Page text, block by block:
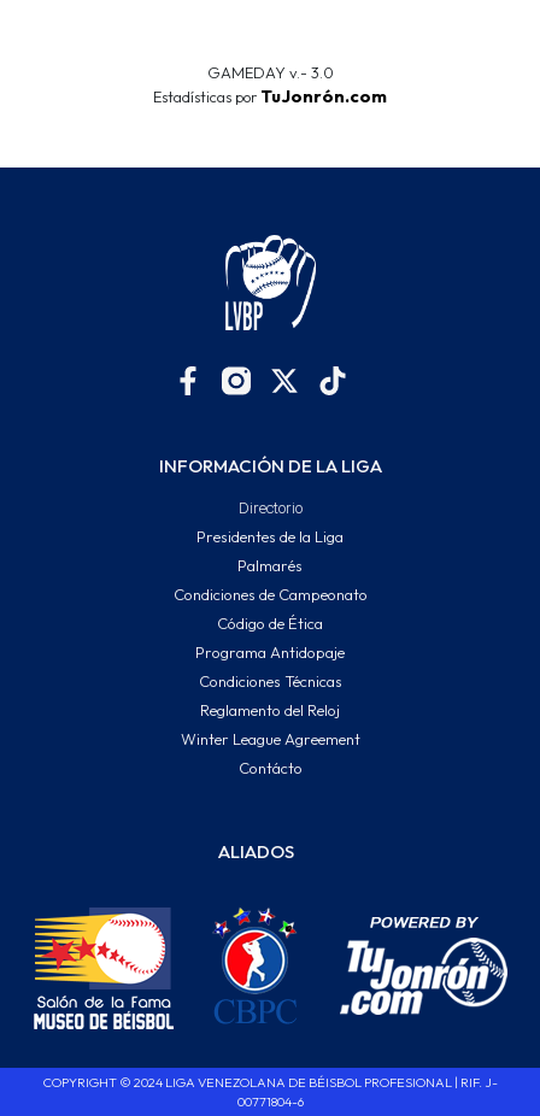
GAMEDAY v.- 3.0
Estadísticas por TuJonrón.com
INFORMACIÓN DE LA LIGA
Directorio
Presidentes de la Liga
Palmarés
Condiciones de Campeonato
Código de Ética
Programa Antidopaje
Condiciones Técnicas
Reglamento del Reloj
Winter League Agreement
Contácto
ALIADOS
COPYRIGHT © 2024 LIGA VENEZOLANA DE BÉISBOL PROFESIONAL | RIF. J-
00771804-6